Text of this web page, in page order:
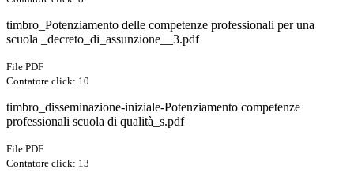
timbro_Potenziamento delle competenze professionali per una
scuola _decreto_di_assunzione__3.pdf
File PDF
Contatore click: 10
timbro_disseminazione-iniziale-Potenziamento competenze
professionali scuola di qualità_s.pdf
File PDF
Contatore click: 13